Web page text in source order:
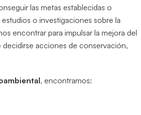
las metas establecidas o
o investigaciones sobre la
encontrar para impulsar la mejora del
acciones de conservación,
, encontramos: